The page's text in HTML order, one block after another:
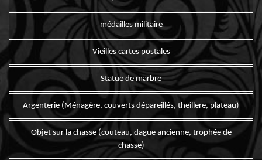
médailles militaire
Vieilles cartes postales
Statue de marbre
Argenterie (Ménagère, couverts dépareillés, theillere, plateau)
Objet sur la chasse (couteau, dague ancienne, trophée de
chasse)